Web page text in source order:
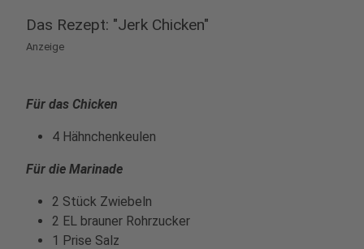
Das Rezept: "Jerk Chicken"
Anzeige
Für das Chicken
4 Hähnchenkeulen
Für die Marinade
2 Stück Zwiebeln
2 EL brauner Rohrzucker
1 Prise Salz